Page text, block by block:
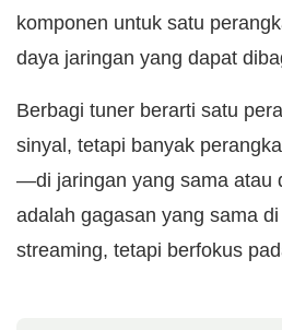
komponen untuk satu
daya jaringan yang dapat
Berbagi tuner berarti satu
sinyal, tetapi banyak
—di jaringan yang sama atau
adalah gagasan yang sama
streaming, tetapi berfokus